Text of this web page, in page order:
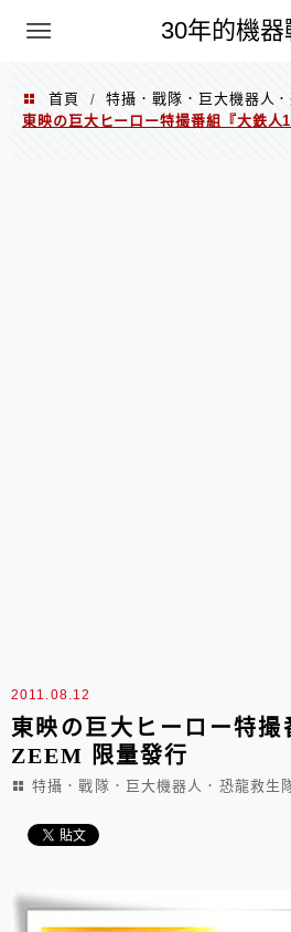
30年的機器
PC
首頁 / 特攝．戰隊．巨大機器人
東映の巨大ヒーロー特撮番組『大鉄人
2011.08.12
東映の巨大ヒーロー特撮
ZEEM 限量發行
特攝．戰隊．巨大機器人．恐龍救生